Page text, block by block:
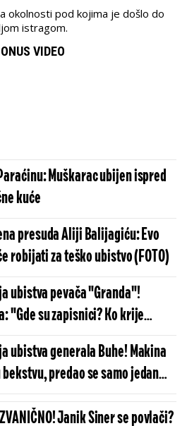
okolnosti pod kojima je došlo do
istragom.
VIDEO
Muškarac ubijen ispred
kuće
presuda Aliji Balijagiću: Evo
robijati za teško ubistvo (FOTO)
ubistva pevača "Granda"!
"Gde su zapisnici? ​Ko krije
nalaz?"
ubistva generala Buhe! Makina
predao se samo jedan
Janik Siner se povlači?